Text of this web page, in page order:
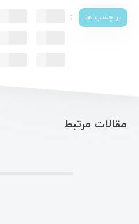
بر چسب ها :
مقالات مرتبط